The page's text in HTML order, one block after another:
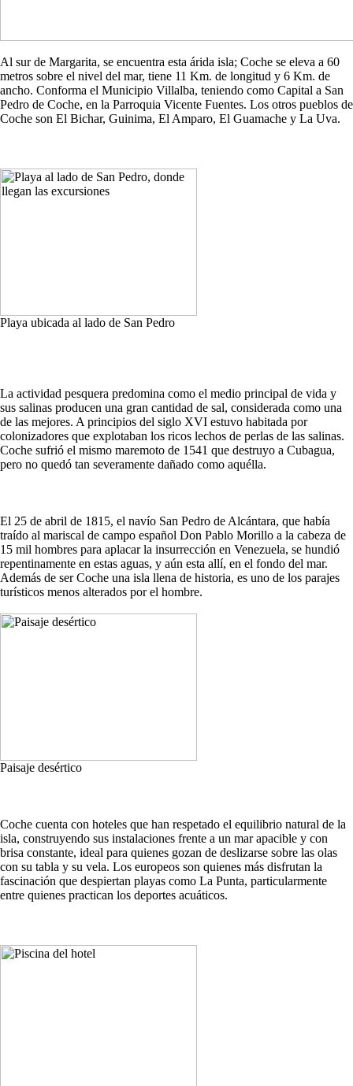
Al sur de Margarita, se encuentra esta árida isla; Coche se eleva a 60
metros sobre el nivel del mar, tiene 11 Km. de longitud y 6 Km. de
ancho. Conforma el Municipio Villalba, teniendo como Capital a San
Pedro de Coche, en la Parroquia Vicente Fuentes. Los otros pueblos de
Coche son El Bichar, Guinima, El Amparo, El Guamache y La Uva.
Playa ubicada al lado de San Pedro
La actividad pesquera predomina como el medio principal de vida y
sus salinas producen una gran cantidad de sal, considerada como una
de las mejores. A principios del siglo XVI estuvo habitada por
colonizadores que explotaban los ricos lechos de perlas de las salinas.
Coche sufrió el mismo maremoto de 1541 que destruyo a Cubagua,
pero no quedó tan severamente dañado como aquélla.
El 25 de abril de 1815, el navío San Pedro de Alcántara, que había
traído al mariscal de campo español Don Pablo Morillo a la cabeza de
15 mil hombres para aplacar la insurrección en Venezuela, se hundió
repentinamente en estas aguas, y aún esta allí, en el fondo del mar.
Además de ser Coche una isla llena de historia, es uno de los parajes
turísticos menos alterados por el hombre.
Paisaje desértico
Coche cuenta con hoteles que han respetado el equilibrio natural de la
isla, construyendo sus instalaciones frente a un mar apacible y con
brisa constante, ideal para quienes gozan de deslizarse sobre las olas
con su tabla y su vela. Los europeos son quienes más disfrutan la
fascinación que despiertan playas como La Punta, particularmente
entre quienes practican los deportes acuáticos.